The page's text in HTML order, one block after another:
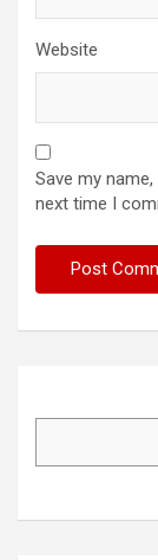
Website
Save my
next time I